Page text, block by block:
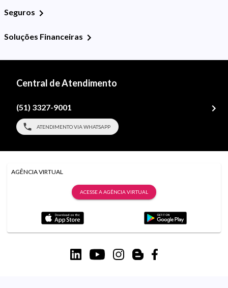
Seguros
Soluções Financeiras
Central de Atendimento
(51) 3327-9001
ATENDIMENTO VIA WHATSAPP
AGÊNCIA VIRTUAL
ACESSE A AGÊNCIA VIRTUAL